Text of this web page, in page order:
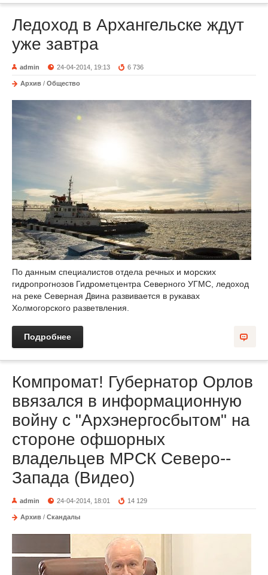
Ледоход в Архангельске ждут
уже завтра
admin 24-04-2014, 19:13 6 736
Архив / Общество
По данным специалистов отдела речных и морских
гидропрогнозов Гидрометцентра Северного УГМС, ледоход
на реке Северная Двина развивается в рукавах
Холмогорского разветвления.
Подробнее
Компромат! Губернатор Орлов
ввязался в информационную
войну с "Архэнергосбытом" на
стороне офшорных
владельцев МРСК Северо--
Запада (Видео)
admin 24-04-2014, 18:01 14 129
Архив / Скандалы